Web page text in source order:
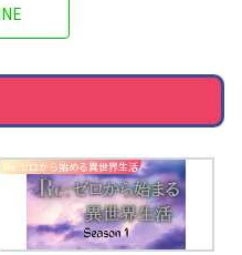
Re:ゼロから始める異世界生活